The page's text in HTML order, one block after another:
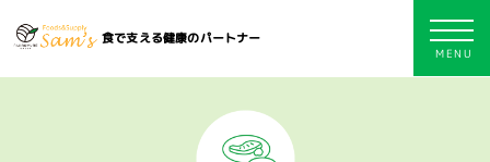
食で支える健康のパートナー